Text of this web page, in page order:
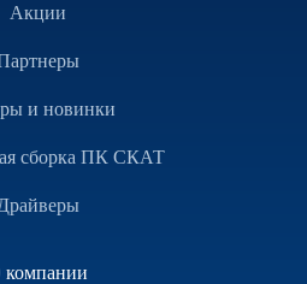
Акции
и новинки
сборка ПК СКАТ